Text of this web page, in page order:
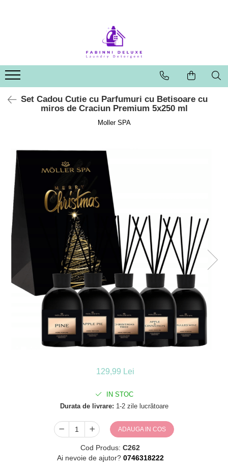
Set Cadou Cutie cu Parfumuri cu Betisoare cu
miros de Craciun Premium 5x250 ml
Moller SPA
129,99 Lei
IN STOC
Durata de livrare: 1-2 zile lucrătoare
ADAUGA IN COS
Cod Produs: C262
Ai nevoie de ajutor? 0746318222